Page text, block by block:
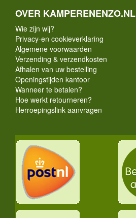
OVER KAMPERENENZO.NL
Wie zijn wij?
Privacy-en cookieverklaring
Algemene voorwaarden
Verzending & verzendkosten
Afhalen van uw bestelling
Openingstijden kantoor
Wanneer te betalen?
Hoe werkt retourneren?
Herroepingslink aanvragen